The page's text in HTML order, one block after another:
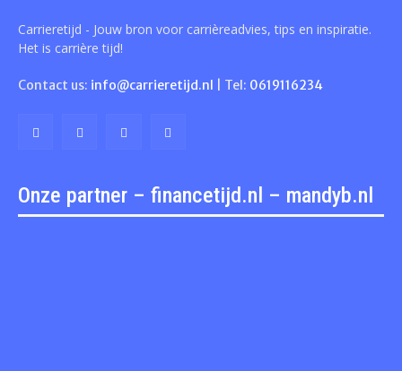
Carrieretijd - Jouw bron voor carrièreadvies, tips en inspiratie.
Het is carrière tijd!
Contact us: info@carrieretijd.nl | Tel: 0619116234
Onze partner – financetijd.nl – mandyb.nl